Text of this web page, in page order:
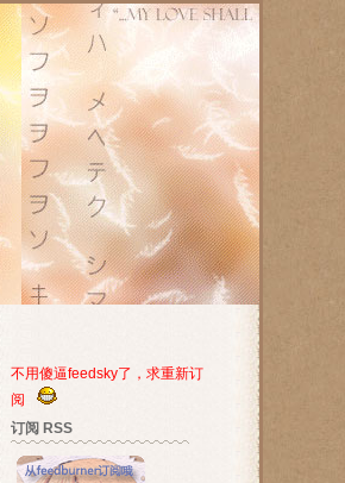
不用傻逼feedsky了，求重新订
阅
订阅 RSS